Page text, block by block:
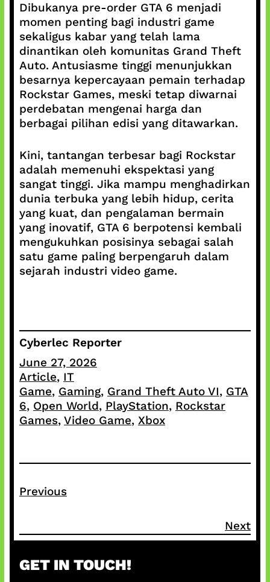
Dibukanya pre-order GTA 6 menjadi
momen penting bagi industri game
sekaligus kabar yang telah lama
dinantikan oleh komunitas Grand Theft
Auto. Antusiasme tinggi menunjukkan
besarnya kepercayaan pemain terhadap
Rockstar Games, meski tetap diwarnai
perdebatan mengenai harga dan
berbagai pilihan edisi yang ditawarkan.
Kini, tantangan terbesar bagi Rockstar
adalah memenuhi ekspektasi yang
sangat tinggi. Jika mampu menghadirkan
dunia terbuka yang lebih hidup, cerita
yang kuat, dan pengalaman bermain
yang inovatif, GTA 6 berpotensi kembali
mengukuhkan posisinya sebagai salah
satu game paling berpengaruh dalam
sejarah industri video game.
Cyberlec Reporter
June 27, 2026
Article, IT
Game, Gaming, Grand Theft Auto VI, GTA
6, Open World, PlayStation, Rockstar
Games, Video Game, Xbox
Previous
Next
GET IN TOUCH!